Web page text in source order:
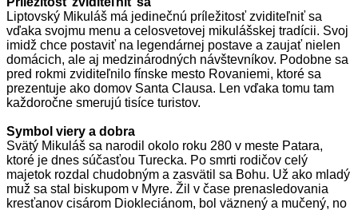
Liptovský Mikuláš má jedinečnú príležitosť zviditeľniť sa
vďaka svojmu menu a celosvetovej mikulášskej tradícii. Svoj
imidž chce postaviť na legendárnej postave a zaujať nielen
domácich, ale aj medzinárodných návštevníkov. Podobne sa
pred rokmi zviditeľnilo fínske mesto Rovaniemi, ktoré sa
prezentuje ako domov Santa Clausa. Len vďaka tomu tam
každoročne smerujú tisíce turistov.
Symbol viery a dobra
Svätý Mikuláš sa narodil okolo roku 280 v meste Patara,
ktoré je dnes súčasťou Turecka. Po smrti rodičov celý
majetok rozdal chudobným a zasvätil sa Bohu. Už ako mladý
muž sa stal biskupom v Myre. Žil v čase prenasledovania
kresťanov cisárom Diokleciánom, bol väznený a mučený, no